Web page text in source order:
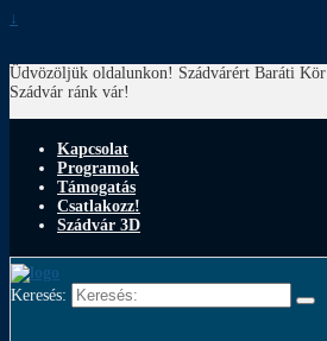
↓
Üdvözöljük oldalunkon! Szádvárért Baráti Kör
Szádvár ránk vár!
Kapcsolat
Programok
Támogatás
Csatlakozz!
Szádvár 3D
Keresés: